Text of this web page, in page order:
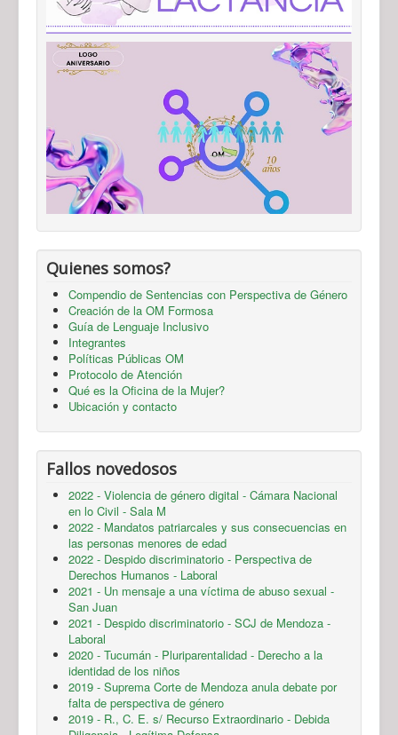
Quienes somos?
Compendio de Sentencias con Perspectiva de Género
Creación de la OM Formosa
Guía de Lenguaje Inclusivo
Integrantes
Políticas Públicas OM
Protocolo de Atención
Qué es la Oficina de la Mujer?
Ubicación y contacto
Fallos novedosos
2022 - Violencia de género digital - Cámara Nacional
en lo Civil - Sala M
2022 - Mandatos patriarcales y sus consecuencias en
las personas menores de edad
2022 - Despido discriminatorio - Perspectiva de
Derechos Humanos - Laboral
2021 - Un mensaje a una víctima de abuso sexual -
San Juan
2021 - Despido discriminatorio - SCJ de Mendoza -
Laboral
2020 - Tucumán - Pluriparentalidad - Derecho a la
identidad de los niños
2019 - Suprema Corte de Mendoza anula debate por
falta de perspectiva de género
2019 - R., C. E. s/ Recurso Extraordinario - Debida